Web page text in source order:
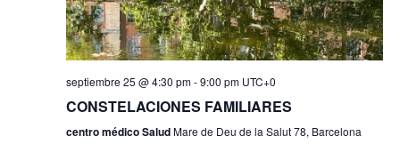
septiembre 25 @ 4:30 pm-9:00 pm UTC+0
CONSTELACIONES FAMILIARES
centro médico SaludMare de Deu de la Salut 78, Barcelona